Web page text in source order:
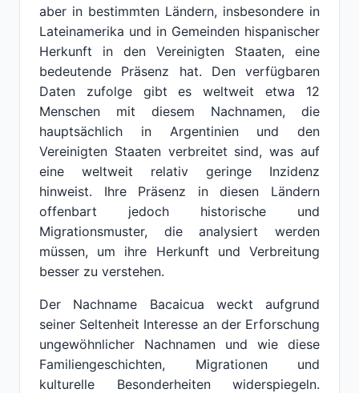
aber in bestimmten Ländern, insbesondere in
Lateinamerika und in Gemeinden hispanischer
Herkunft in den Vereinigten Staaten, eine
bedeutende Präsenz hat. Den verfügbaren
Daten zufolge gibt es weltweit etwa 12
Menschen mit diesem Nachnamen, die
hauptsächlich in Argentinien und den
Vereinigten Staaten verbreitet sind, was auf
eine weltweit relativ geringe Inzidenz
hinweist. Ihre Präsenz in diesen Ländern
offenbart jedoch historische und
Migrationsmuster, die analysiert werden
müssen, um ihre Herkunft und Verbreitung
besser zu verstehen.
Der Nachname Bacaicua weckt aufgrund
seiner Seltenheit Interesse an der Erforschung
ungewöhnlicher Nachnamen und wie diese
Familiengeschichten, Migrationen und
kulturelle Besonderheiten widerspiegeln.